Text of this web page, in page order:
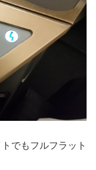
でもフルフラット